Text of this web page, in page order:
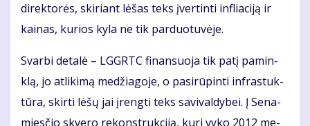
di­rek­to­rės, ski­riant lė­šas teks įver­tin­ti in­flia­ci­ją ir
kai­nas, ku­rios ky­la ne tik par­duo­tu­vė­je.
Svar­bi de­ta­lė – LGGRTC fi­nan­suo­ja tik pa­tį pa­min­
klą, jo at­li­ki­mą me­džia­go­je, o pa­si­rū­pin­ti in­fra­stuk­
tū­ra, skir­ti lė­šų jai įreng­ti teks sa­vi­val­dy­bei. Į Se­na­
mies­čio skve­ro re­konst­ruk­ci­ją, ku­ri vy­ko 2012 me­